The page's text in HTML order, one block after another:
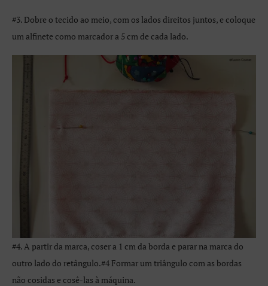
#3. Dobre o tecido ao meio, com os lados direitos juntos, e coloque
um alfinete como marcador a 5 cm de cada lado.
#4. A partir da marca, coser a 1 cm da borda e parar na marca do
outro lado do retângulo.#4 Formar um triângulo com as bordas
não cosidas e cosê-las à máquina.